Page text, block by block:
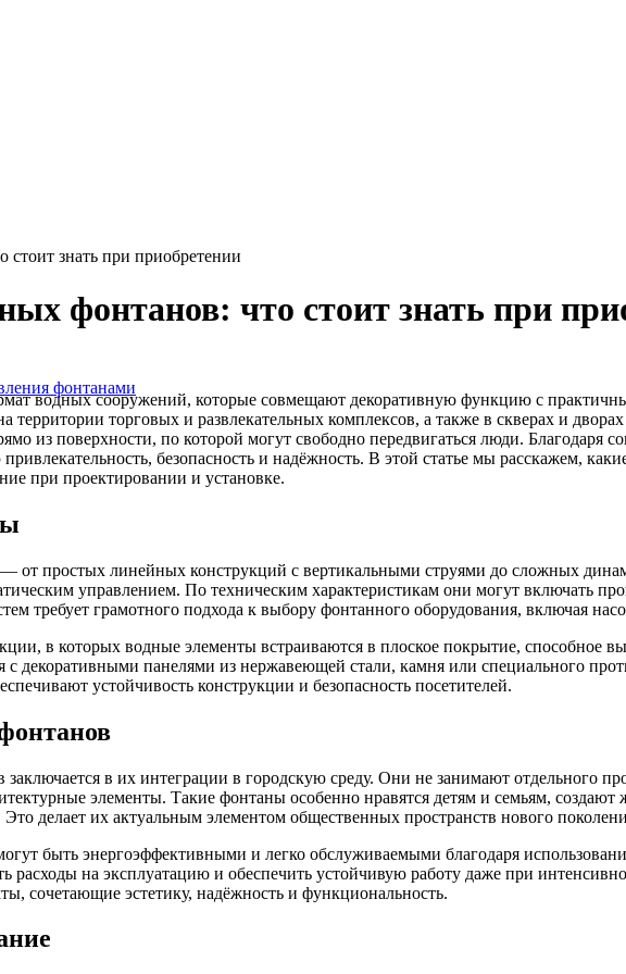
фонтанами
знать при приобретении
фонтанов: что стоит знать при
водных сооружений, которые совмещают декоративную функцию с
территории торговых и развлекательных комплексов, а также в скверах и
из поверхности, по которой могут свободно передвигаться люди. Благодаря
безопасность и надёжность. В этой статье мы расскажем,
при проектировании и установке.
простых линейных конструкций с вертикальными струями до сложных
управлением. По техническим характеристикам они могут включать
требует грамотного подхода к выбору фонтанного оборудования, включая
в которых водные элементы встраиваются в плоское покрытие, способное
декоративными панелями из нержавеющей стали, камня или специального
устойчивость конструкции и безопасность посетителей.
в их интеграции в городскую среду. Они не занимают отдельного
элементы. Такие фонтаны особенно нравятся детям и семьям,
делает их актуальным элементом общественных пространств нового
быть энергоэффективными и легко обслуживаемыми благодаря
расходы на эксплуатацию и обеспечить устойчивую работу даже при
сочетающие эстетику, надёжность и функциональность.